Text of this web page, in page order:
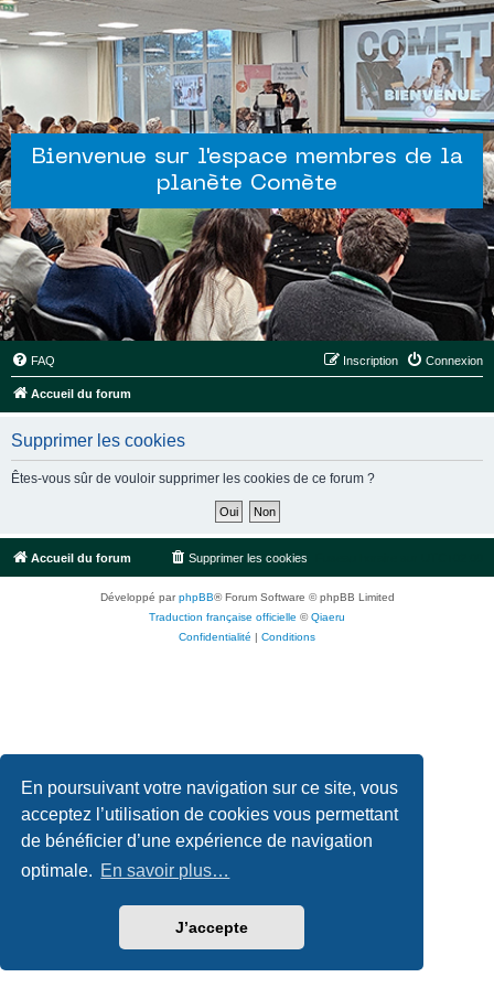
En poursuivant votre navigation sur ce site, vous
acceptez l’utilisation de cookies vous permettant
de bénéficier d’une expérience de navigation
optimale. En savoir plus…
J’accepte
Bienvenue sur l'espace membres de la
planète Comète
FAQ Connexion
Inscription
Accueil du forum
Supprimer les cookies
Êtes-vous sûr de vouloir supprimer les cookies de ce forum ?
Accueil du forum Supprimer les cookies
Développé parphpBB® Forum Software © phpBB Limited
Traduction française officielle ©Qiaeru
Confidentialité | Conditions